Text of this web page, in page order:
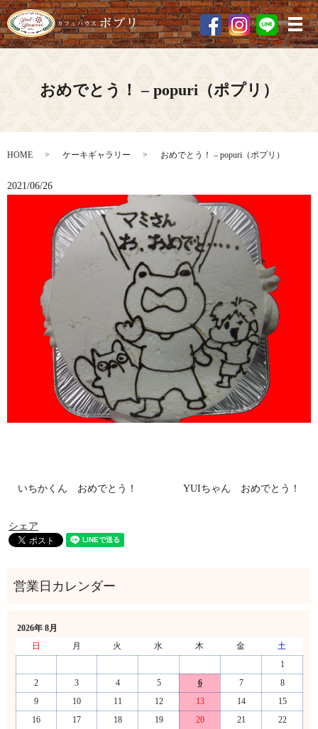
メ
おめでとう！ – popuri（ポプリ）
HOME ケーキギャラリー おめでとう！ – popuri（ポプリ）
2021/06/26
いちかくん おめでとう！ YUIちゃん おめでとう！
シェア
2026年 8月
日
月 火 水 木 金
土
1
2
3 4 5 6 7
8
9
10 11 12 13 14
15
16
17 18 19 20 21
22